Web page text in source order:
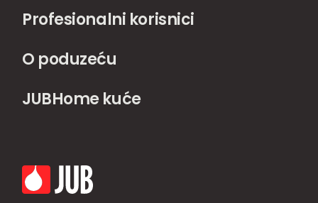
Profesionalni korisnici
O poduzeću
JUBHome kuće